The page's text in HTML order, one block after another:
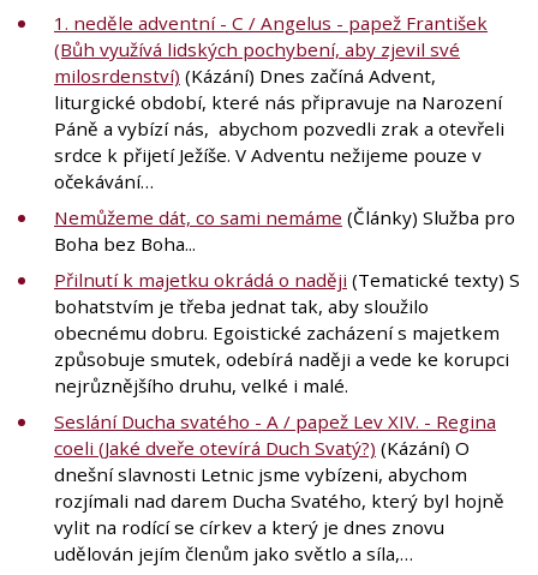
1. neděle adventní - C / Angelus - papež František
(Bůh využívá lidských pochybení, aby zjevil své
milosrdenství) (Kázání) Dnes začíná Advent,
liturgické období, které nás připravuje na Narození
Páně a vybízí nás, abychom pozvedli zrak a otevřeli
srdce k přijetí Ježíše. V Adventu nežijeme pouze v
očekávání…
Nemůžeme dát, co sami nemáme (Články) Služba pro
Boha bez Boha...
Přilnutí k majetku okrádá o naději (Tematické texty) S
bohatstvím je třeba jednat tak, aby sloužilo
obecnému dobru. Egoistické zacházení s majetkem
způsobuje smutek, odebírá naději a vede ke korupci
nejrůznějšího druhu, velké i malé.
Seslání Ducha svatého - A / papež Lev XIV. - Regina
coeli (Jaké dveře otevírá Duch Svatý?) (Kázání) O
dnešní slavnosti Letnic jsme vybízeni, abychom
rozjímali nad darem Ducha Svatého, který byl hojně
vylit na rodící se církev a který je dnes znovu
udělován jejím členům jako světlo a síla,…